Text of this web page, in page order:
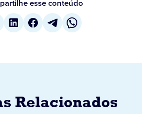
esse conteúdo
Relacionados